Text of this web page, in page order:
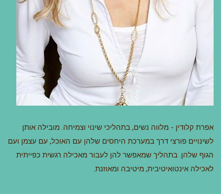
אפרת קלודין - מלווה נשים, בתהליכי שינוי וצמיחה. מובילה אותן
לשינויים פורצי דרך במערכת היחסים שלהן עם האוכל, עם עצמן ועם
הגוף שלהן. בתהליך שמאפשר להן לעבור מאכילה רגשית כפייתית
לאכילה אינטואיטיבית, מיטיבה ומאוזנת.